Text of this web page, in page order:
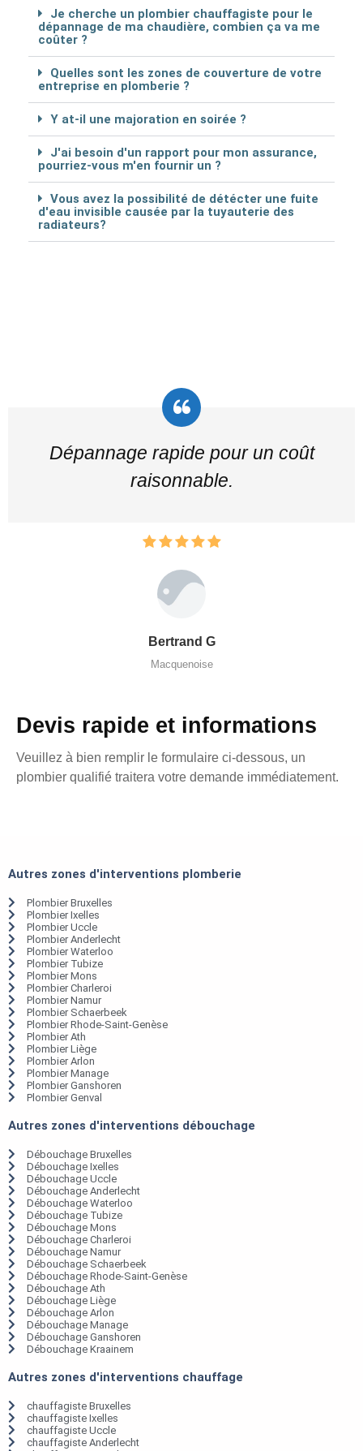
Je cherche un plombier chauffagiste pour le
dépannage de ma chaudière, combien ça va me
coûter ?
Quelles sont les zones de couverture de votre
entreprise en plomberie ?
Y at-il une majoration en soirée ?
J'ai besoin d'un rapport pour mon assurance,
pourriez-vous m'en fournir un ?
Vous avez la possibilité de détécter une fuite
d'eau invisible causée par la tuyauterie des
radiateurs?
Dépannage rapide pour un coût
raisonnable.
Bertrand G
Macquenoise
Devis rapide et informations
Veuillez à bien remplir le formulaire ci-dessous, un
plombier qualifié traitera votre demande immédiatement.
Autres zones d'interventions plomberie
Plombier Bruxelles
Plombier Ixelles
Plombier Uccle
Plombier Anderlecht
Plombier Waterloo
Plombier Tubize
Plombier Mons
Plombier Charleroi
Plombier Namur
Plombier Schaerbeek
Plombier Rhode-Saint-Genèse
Plombier Ath
Plombier Liège
Plombier Arlon
Plombier Manage
Plombier Ganshoren
Plombier Genval
Autres zones d'interventions débouchage
Débouchage Bruxelles
Débouchage Ixelles
Débouchage Uccle
Débouchage Anderlecht
Débouchage Waterloo
Débouchage Tubize
Débouchage Mons
Débouchage Charleroi
Débouchage Namur
Débouchage Schaerbeek
Débouchage Rhode-Saint-Genèse
Débouchage Ath
Débouchage Liège
Débouchage Arlon
Débouchage Manage
Débouchage Ganshoren
Débouchage Kraainem
Autres zones d'interventions chauffage
chauffagiste Bruxelles
chauffagiste Ixelles
chauffagiste Uccle
chauffagiste Anderlecht